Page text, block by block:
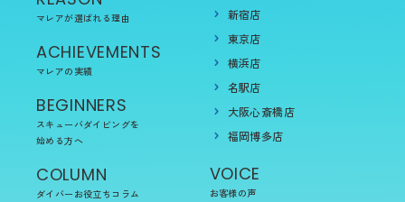
マレアが選ばれる理由
ACHIEVEMENTS
マレアの実績
BEGINNERS
スキューバダイビングを
始める方へ
COLUMN
ダイバーお役立ちコラム
新宿店
東京店
横浜店
名駅店
大阪心斎橋店
福岡博多店
VOICE
お客様の声